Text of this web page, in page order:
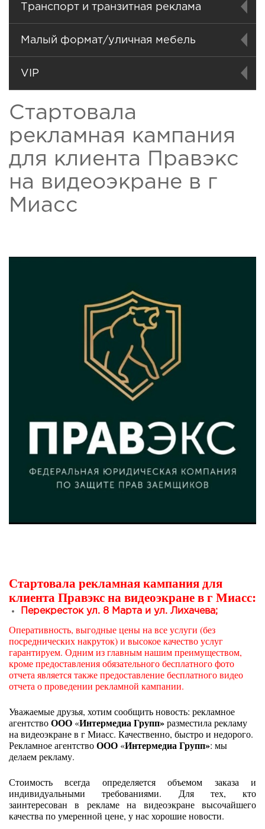
Транспорт и транзитная реклама
Малый формат/уличная мебель
VIP
Стартовала
рекламная кампания
для клиента Правэкс
на видеоэкране в г
Миасс
Стартовала рекламная кампания для
клиента Правэкс на видеоэкране в г Миасс:
Перекресток ул. 8 Марта и ул. Лихачева;
Оперативность, выгодные цены на все услуги (без
посреднических накруток) и высокое качество услуг
гарантируем. Одним из главным нашим преимуществом,
кроме предоставления обязательного бесплатного фото
отчета является также предоставление бесплатного видео
отчета о проведении рекламной кампании.
Уважаемые друзья, хотим сообщить новость: рекламное
агентствоООО «Интермедиа Групп»разместила рекламу
на видеоэкране в г Миасс. Качественно, быстро и недорого.
Рекламное агентствоООО «Интермедиа Групп»: мы
делаем рекламу.
Стоимость всегда определяется объемом заказа и
индивидуальными требованиями. Для тех, кто
заинтересован в рекламе на видеоэкране высочайшего
качества по умеренной цене, у нас хорошие новости.